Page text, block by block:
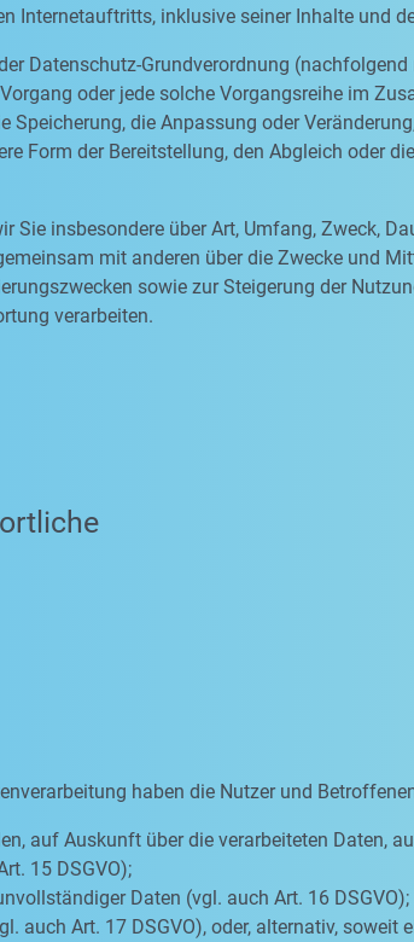
inklusive seiner Inhalte und
Datenschutz-Grundverordnung (nachfolgend
oder jede solche Vorgangsreihe im
Speicherung, die Anpassung oder
Form der Bereitstellung, den Abgleich oder
insbesondere über Art, Umfang, Zweck,
mit anderen über die Zwecke und
sowie zur Steigerung der
verarbeiten.
haben die Nutzer und
auf Auskunft über die verarbeiteten Daten,
15 DSGVO);
Daten (vgl. auch Art. 16 DSGVO);
auch Art. 17 DSGVO), oder, alternativ, soweit